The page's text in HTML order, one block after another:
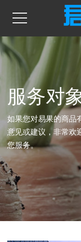
服务对
如果您对易果的商品
意见或建议，非常欢
您服务。